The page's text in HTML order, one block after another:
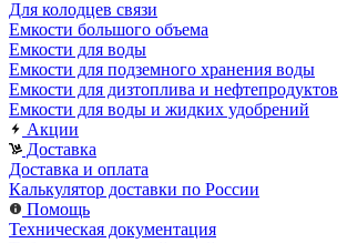
Для колодцев связи
Емкости большого объема
Емкости для воды
Емкости для подземного хранения воды
Емкости для дизтоплива и нефтепродуктов
Емкости для воды и жидких удобрений
Акции
Доставка
Доставка и оплата
Калькулятор доставки по России
Помощь
Техническая документация